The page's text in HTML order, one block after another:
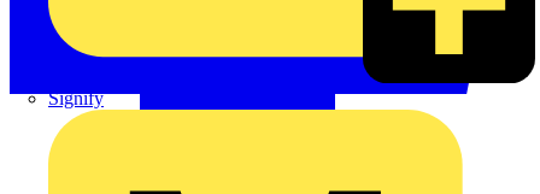
Signify